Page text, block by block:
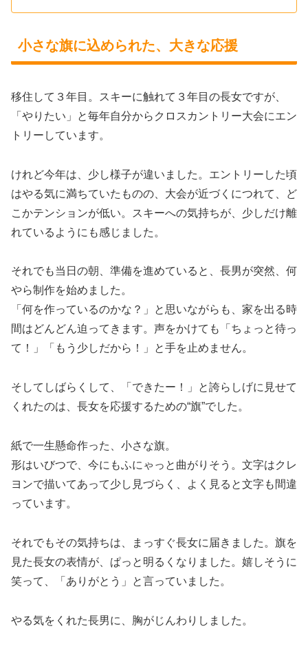
小さな旗に込められた、大きな応援
移住して３年目。スキーに触れて３年目の長女ですが、
「やりたい」と毎年自分からクロスカントリー大会にエン
トリーしています。
けれど今年は、少し様子が違いました。エントリーした頃
はやる気に満ちていたものの、大会が近づくにつれて、ど
こかテンションが低い。スキーへの気持ちが、少しだけ離
れているようにも感じました。
それでも当日の朝、準備を進めていると、長男が突然、何
やら制作を始めました。
「何を作っているのかな？」と思いながらも、家を出る時
間はどんどん迫ってきます。声をかけても「ちょっと待っ
て！」「もう少しだから！」と手を止めません。
そしてしばらくして、「できたー！」と誇らしげに見せて
くれたのは、長女を応援するための“旗”でした。
紙で一生懸命作った、小さな旗。
形はいびつで、今にもふにゃっと曲がりそう。文字はクレ
ヨンで描いてあって少し見づらく、よく見ると文字も間違
っています。
それでもその気持ちは、まっすぐ長女に届きました。旗を
見た長女の表情が、ぱっと明るくなりました。嬉しそうに
笑って、「ありがとう」と言っていました。
やる気をくれた長男に、胸がじんわりしました。